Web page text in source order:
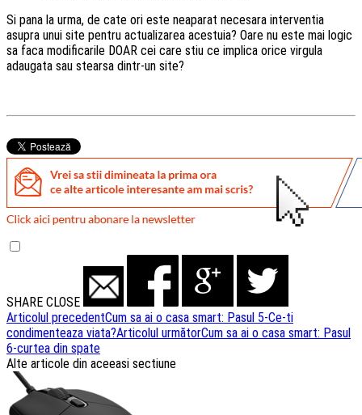
Si pana la urma, de cate ori este neaparat necesara interventia
asupra unui site pentru actualizarea acestuia? Oare nu este mai logic
sa faca modificarile DOAR cei care stiu ce implica orice virgula
adaugata sau stearsa dintr-un site?
SHARE CLOSE
Navigare
articole
Articolul precedentCum sa ai o casa smart: Pasul 5-Ce-ti
condimenteaza viata?Articolul următorCum sa ai o casa smart: Pasul
6-curtea din spate
Alte articole din aceeasi sectiune